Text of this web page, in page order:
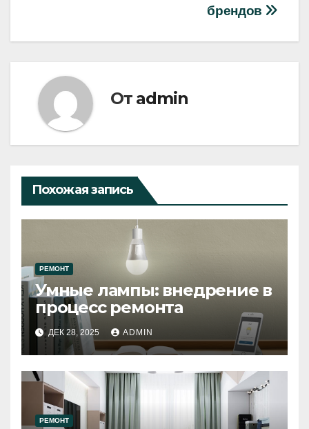
брендов
От admin
Похожая запись
РЕМОНТ
Умные лампы: внедрение в
процесс ремонта
ДЕК 28, 2025 ADMIN
РЕМОНТ